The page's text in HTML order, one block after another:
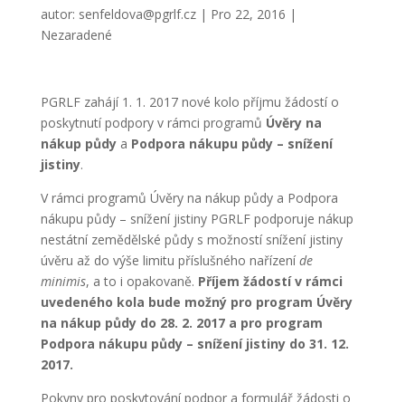
autor: senfeldova@pgrlf.cz| Pro 22, 2016 |
Nezaradené
PGRLF zahájí 1. 1. 2017 nové kolo příjmu žádostí o
poskytnutí podpory v rámci programů Úvěry na
nákup půdya Podpora nákupu půdy – snížení
jistiny.
V rámci programů Úvěry na nákup půdy a Podpora
nákupu půdy – snížení jistiny PGRLF podporuje nákup
nestátní zemědělské půdy s možností snížení jistiny
úvěru až do výše limitu příslušného nařízeníde
minimis, a to i opakovaně. Příjem žádostí v rámci
uvedeného kola bude možný pro program Úvěry
na nákup půdy do 28. 2. 2017 a pro program
Podpora nákupu půdy – snížení jistiny do 31. 12.
2017.
Pokyny pro poskytování podpor a formulář žádosti o